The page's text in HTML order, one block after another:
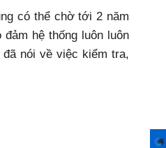
có thể chờ tới 2 năm
hệ thống luôn luôn
nói về việc kiểm tra,